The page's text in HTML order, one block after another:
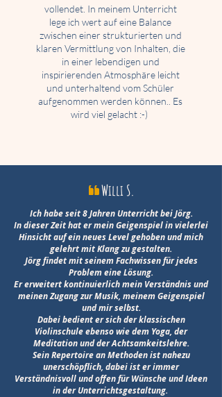
vollendet. In meinem Unterricht
lege ich wert auf eine Balance
zwischen einer strukturierten und
klaren Vermittlung von Inhalten, die
in einer lebendigen und
inspirierenden Atmosphäre leicht
und unterhaltend vom Schüler
aufgenommen werden können.. Es
wird viel gelacht :-)
Willi S.
Ich habe seit 8 Jahren Unterricht bei Jörg.
In dieser Zeit hat er mein Geigenspiel in vielerlei
Hinsicht auf ein neues Level gehoben und mich
gelehrt mit Klang zu gestalten.
Jörg findet mit seinem Fachwissen für jedes
Problem eine Lösung.
Er erweitert kontinuierlich mein Verständnis und
meinen Zugang zur Musik, meinem Geigenspiel
und mir selbst.
Dabei bedient er sich der klassischen
Violinschule ebenso wie dem Yoga, der
Meditation und der Achtsamkeitslehre.
Sein Repertoire an Methoden ist nahezu
unerschöpflich, dabei ist er immer
Verständnisvoll und offen für Wünsche und Ideen
in der Unterrichtsgestaltung.